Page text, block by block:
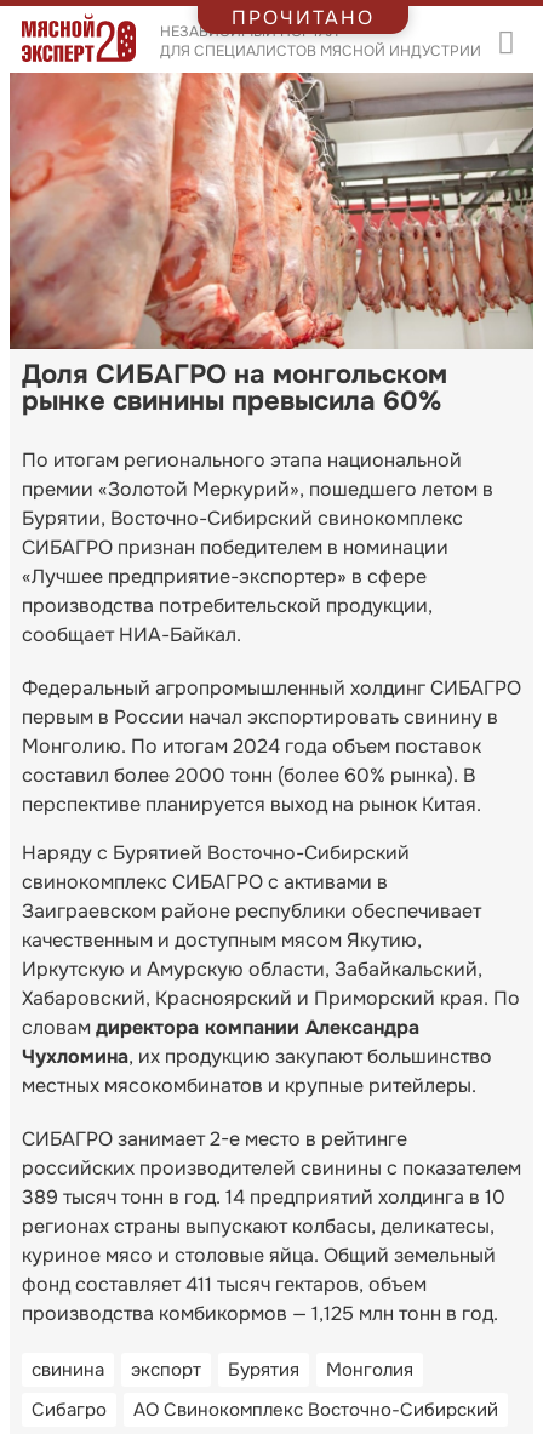
НЕЗАВИСИМЫЙ ПОРТАЛ
ДЛЯ СПЕЦИАЛИСТОВ МЯСНОЙ ИНДУСТРИИ
Доля СИБАГРО на монгольском
рынке свинины превысила 60%
По итогам регионального этапа национальной
премии «Золотой Меркурий», пошедшего летом в
Бурятии, Восточно-Сибирский свинокомплекс
СИБАГРО признан победителем в номинации
«Лучшее предприятие-экспортер» в сфере
производства потребительской продукции,
сообщает НИА-Байкал.
Федеральный агропромышленный холдинг СИБАГРО
первым в России начал экспортировать свинину в
Монголию. По итогам 2024 года объем поставок
составил более 2000 тонн (более 60% рынка). В
перспективе планируется выход на рынок Китая.
Наряду с Бурятией Восточно-Сибирский
свинокомплекс СИБАГРО с активами в
Заиграевском районе республики обеспечивает
качественным и доступным мясом Якутию,
Иркутскую и Амурскую области, Забайкальский,
Хабаровский, Красноярский и Приморский края. По
словам директора компании Александра
Чухломина, их продукцию закупают большинство
местных мясокомбинатов и крупные ритейлеры.
СИБАГРО занимает 2-е место в рейтинге
российских производителей свинины с показателем
389 тысяч тонн в год. 14 предприятий холдинга в 10
регионах страны выпускают колбасы, деликатесы,
куриное мясо и столовые яйца. Общий земельный
фонд составляет 411 тысяч гектаров, объем
производства комбикормов — 1,125 млн тонн в год.
свинина экспорт Бурятия
Монголия
Сибагро
АО Свинокомплекс Восточно-Сибирский
ПРОЧИТАНО